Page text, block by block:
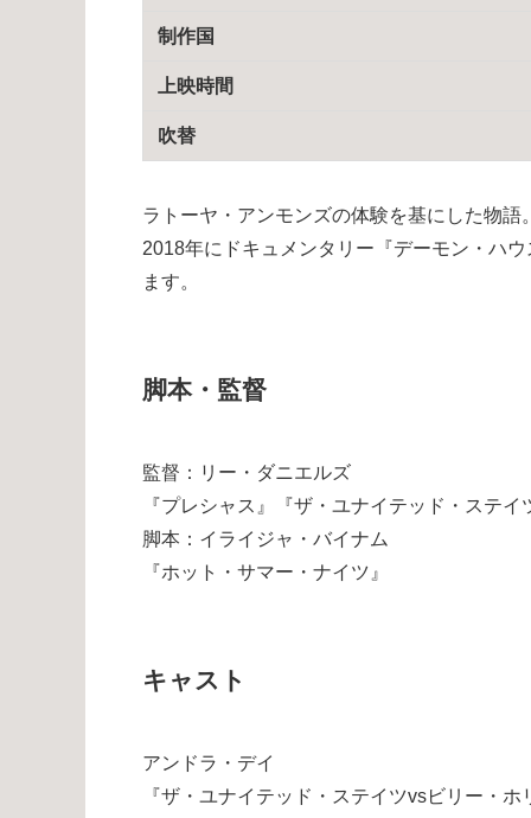
制作国
上映時間
吹替
ラトーヤ・アンモンズの体験を基にした物語
2018年にドキュメンタリー『デーモン・ハ
ます。
脚本・監督
監督：リー・ダニエルズ
『プレシャス』『ザ・ユナイテッド・ステ
脚本：イライジャ・バイナム
『ホット・サマー・ナイツ』
キャスト
アンドラ・デイ
『ザ・ユナイテッド・ステイツvsビリー・ホ